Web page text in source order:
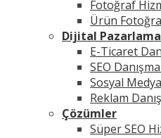
Fotoğraf
Ürün
Dijital Pazarlama
E-Ticaret
SEO
Sosyal
Reklam
Çözümler
Süper SEO